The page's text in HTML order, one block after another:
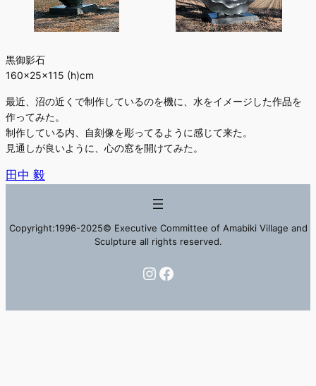
黒御影石
160×25×115 (h)cm
最近、沼の近くで制作しているのを機に、水をイメージした作品を
作ってみた。
制作している内、自刻像を彫ってるように感じて来た。
見通しが良いように、心の窓を開けてみた。
田中 毅
Copyright:1996-2025© Executive Committee of Amabiki Village and
Sculpture all rights reserved.
Instagram
Facebook